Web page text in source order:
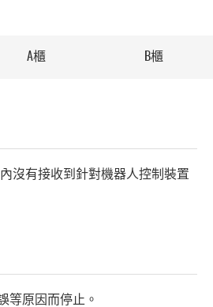
A櫃 B櫃
沒有接收到針對機器人控制裝置
等原因而停止。